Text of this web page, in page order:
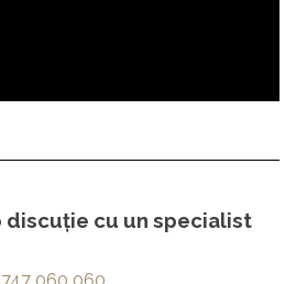
discuție cu un specialist